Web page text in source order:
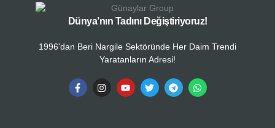
Dünya’nın Tadını Değiştiriyoruz!
1996'dan Beri Nargile Sektöründe Her Daim Trendi
Yaratanların Adresi!